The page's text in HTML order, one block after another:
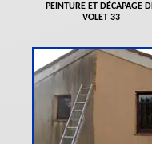
PEINTURE ET DÉCAPAGE
VOLET 33